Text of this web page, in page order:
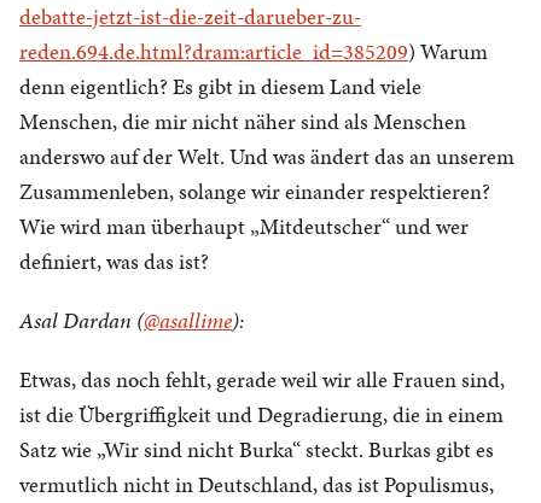
debatte-jetzt-ist-die-zeit-darueber-zu-
reden.694.de.html?dram:article_id=385209) Warum
denn eigentlich? Es gibt in diesem Land viele
Menschen, die mir nicht näher sind als Menschen
anderswo auf der Welt. Und was ändert das an unserem
Zusammenleben, solange wir einander respektieren?
Wie wird man überhaupt „Mitdeutscher“ und wer
definiert, was das ist?
Asal Dardan (@asallime):
Etwas, das noch fehlt, gerade weil wir alle Frauen sind,
ist die Übergriffigkeit und Degradierung, die in einem
Satz wie „Wir sind nicht Burka“ steckt. Burkas gibt es
vermutlich nicht in Deutschland, das ist Populismus,